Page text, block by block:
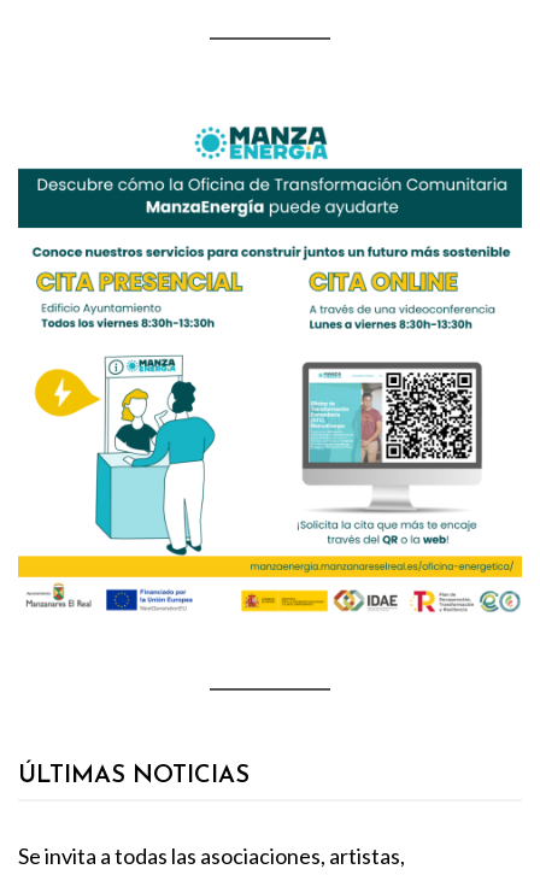
ÚLTIMAS NOTICIAS
Se invita a todas las asociaciones, artistas,